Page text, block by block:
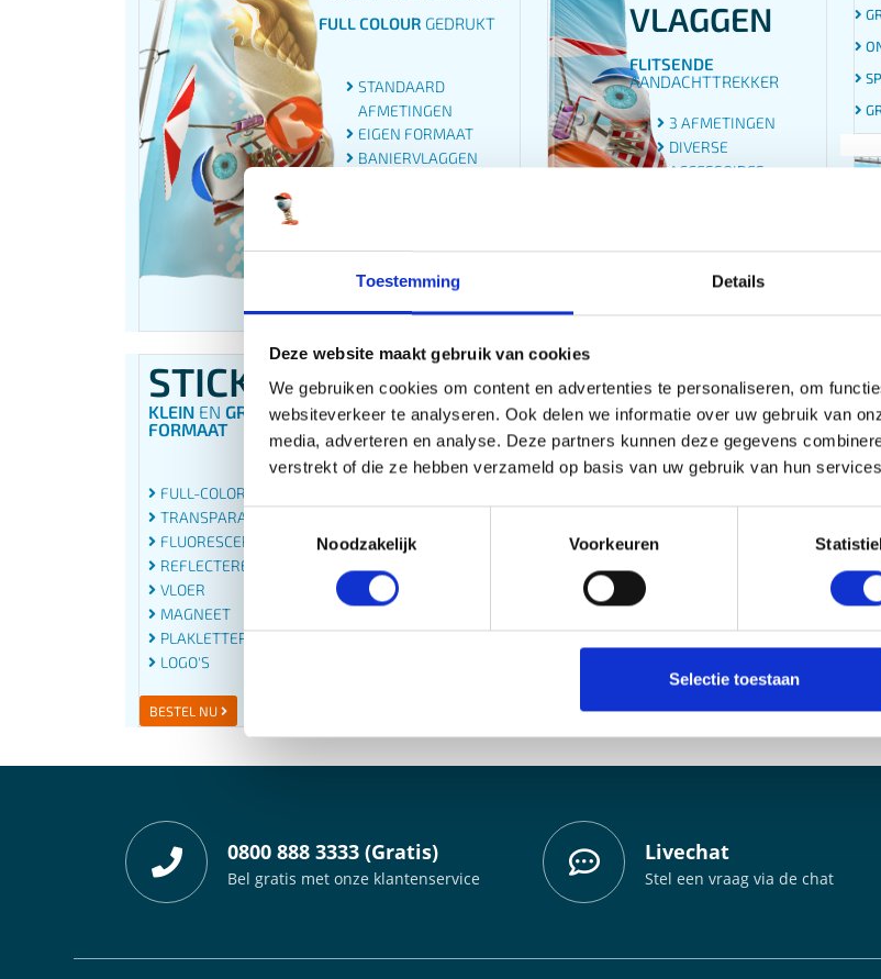
Toestemming Details
Deze website maakt gebruik van cookies
We gebruiken cookies om content en advertenties te personaliseren, om
websiteverkeer te analyseren. Ook delen we informatie over uw gebruik van
media, adverteren en analyse. Deze partners kunnen deze gegevens
verstrekt of die ze hebben verzameld op basis van uw gebruik van hun
Toestemmingsselectie
Noodzakelijk
Voorkeuren
Selectie toestaan
FULL COLOUR GEDRUKT
STANDAARD
AFMETINGEN
EIGEN FORMAAT
BANIERVLAGGEN
BESTEL NU
VLAGGEN
FLITSENDE
AANDACHTTREKKER
3 AFMETINGEN
DIVERSE
ACCESSOIRES
BESTEL NU
STICKERS
KLEIN EN GROOT
FORMAAT
FULL-COLOR
TRANSPARANT
FLUORESCEREND
REFLECTEREND
VLOER
MAGNEET
PLAKLETTERS
LOGO'S
BESTEL NU
CANVAS
KLEUR IN JE INTERIEUR
BESTEL NU
0800 888 3333 (Gratis)
Bel gratis met onze klantenservice
Livechat
Stel een vraag via de chat